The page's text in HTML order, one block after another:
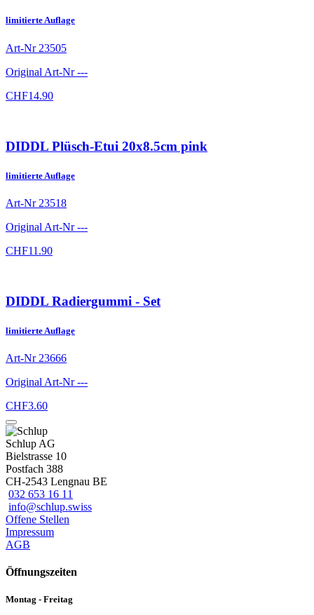
limitierte Auflage
Art-Nr 23505
Original Art-Nr---
CHF14.90
DIDDL Plüsch-Etui 20x8.5cm pink
limitierte Auflage
Art-Nr 23518
Original Art-Nr---
CHF11.90
DIDDL Radiergummi - Set
limitierte Auflage
Art-Nr 23666
Original Art-Nr---
CHF3.60
Schlup AG
Bielstrasse 10
Postfach 388
CH-2543 Lengnau BE
032 653 16 11
info@schlup.swiss
Offene Stellen
Impressum
AGB
Öffnungszeiten
Montag - Freitag